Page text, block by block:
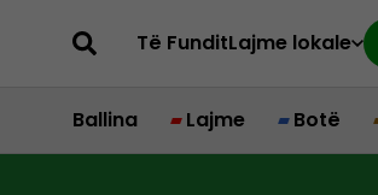
Të FunditLajme lokale
Ballina Lajme Botë